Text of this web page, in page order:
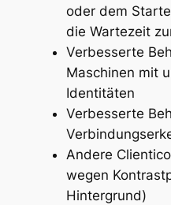
oder dem
die Wartezeit
Verbesserte
Maschinen mit
Identitäten
Verbesserte
Andere
wegen
Hintergrund)